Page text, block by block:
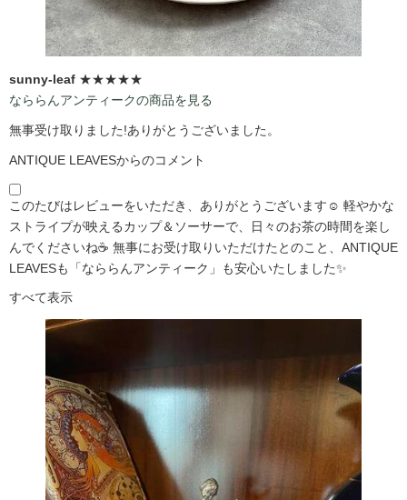
sunny-leaf ★★★★★
なららんアンティークの商品を見る
無事受け取りました!ありがとうございました。
ANTIQUE LEAVESからのコメント
このたびはレビューをいただき、ありがとうございます☺️ 軽やかな
ストライプが映えるカップ＆ソーサーで、日々のお茶の時間を楽し
んでくださいね☕ 無事にお受け取りいただけたとのこと、ANTIQUE
LEAVESも「なららんアンティーク」も安心いたしました✨
すべて表示